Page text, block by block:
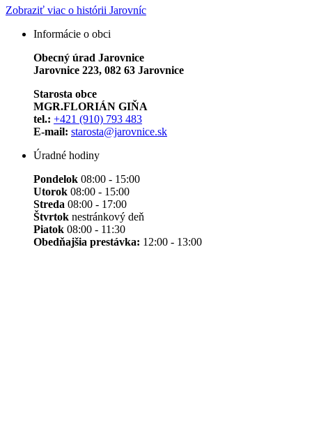
Zobraziť viac o histórii Jarovníc
Informácie o obci
Obecný úrad Jarovnice
Jarovnice 223, 082 63 Jarovnice
Starosta obce
MGR.FLORIÁN GIŇA
tel.: +421 (910) 793 483
E-mail: starosta@jarovnice.sk
Úradné hodiny
Pondelok 08:00 - 15:00
Utorok 08:00 - 15:00
Streda 08:00 - 17:00
Štvrtok nestránkový deň
Piatok 08:00 - 11:30
Obedňajšia prestávka: 12:00 - 13:00